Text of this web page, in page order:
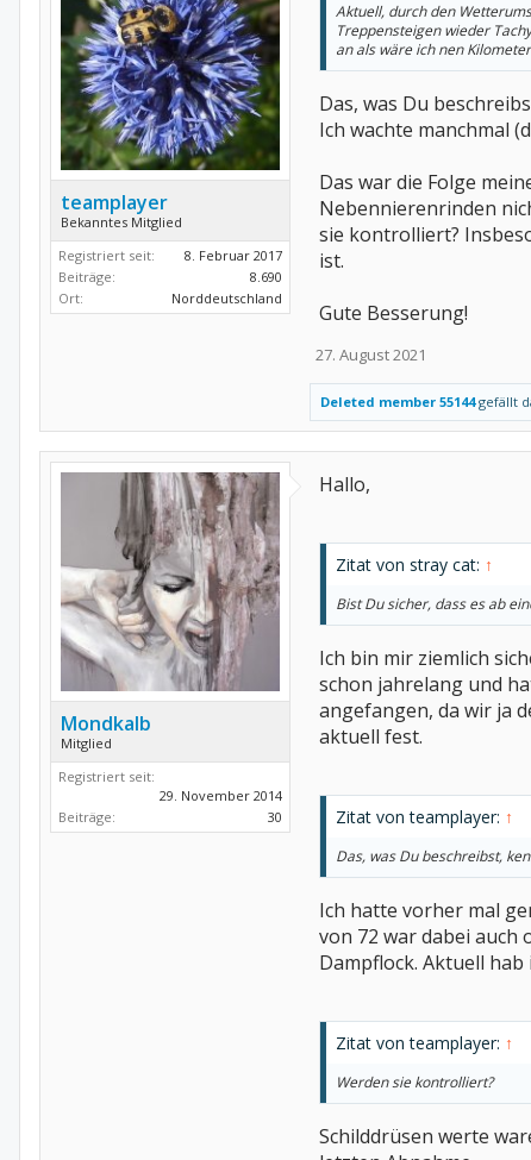
teamplayer
Bekanntes Mitglied
Registriert seit:
8. Februar 2017
Beiträge:
8.690
Ort:
Norddeutschland
Aktuell, durch den
Treppensteigen wieder
an als wäre ich nen
Das, was Du
Ich wachte manchmal
Das war die Folge
Nebennierenrinden
sie kontrolliert?
ist.
Gute Besserung!
27. August 2021
Deleted member 55144gefällt
Mondkalb
Mitglied
Registriert seit:
29. November 2014
Beiträge:
30
Hallo,
Zitat von stray cat: ↑
Bist Du sicher, dass es ab
Ich bin mir ziemlich
schon jahrelang und
angefangen, da wir ja
aktuell fest.
Zitat von teamplayer: ↑
Das, was Du beschreibst,
Ich hatte vorher mal
von 72 war dabei auch
Dampflock. Aktuell hab
Zitat von teamplayer: ↑
Werden sie kontrolliert?
Schilddrüsen werte